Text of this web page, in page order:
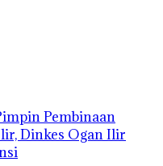
Pembinaan
Dinkes Ogan Ilir